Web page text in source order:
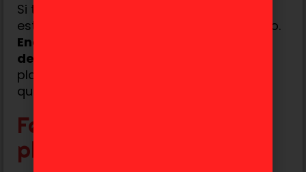
Si todavía no jugaste la primera entrega,
este es el momento perfecto para hacerlo.
Ender Lilies se convirtió en un referente
de los RPG en 2D
plataformas y una historia emocionante
que dejó huella en los fans del género.
Fecha de lanzamiento y
plataformas